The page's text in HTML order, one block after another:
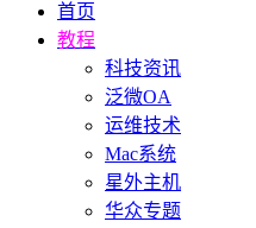
首页
教程
科技资讯
泛微OA
运维技术
Mac系统
星外主机
华众专题